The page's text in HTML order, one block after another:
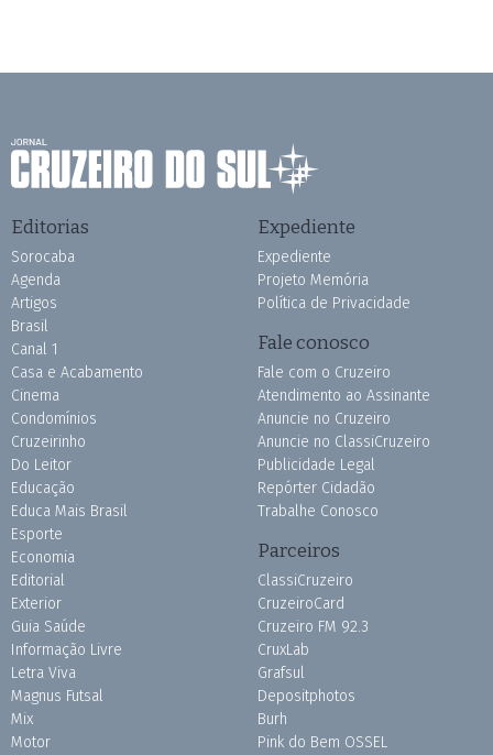
Editorias
Sorocaba
Agenda
Artigos
Brasil
Canal 1
Casa e Acabamento
Cinema
Condomínios
Cruzeirinho
Do Leitor
Educação
Educa Mais Brasil
Esporte
Economia
Editorial
Exterior
Guia Saúde
Informação Livre
Letra Viva
Magnus Futsal
Mix
Motor
Expediente
Expediente
Projeto Memória
Política de Privacidade
Fale conosco
Fale com o Cruzeiro
Atendimento ao Assinante
Anuncie no Cruzeiro
Anuncie no ClassiCruzeiro
Publicidade Legal
Repórter Cidadão
Trabalhe Conosco
Parceiros
ClassiCruzeiro
CruzeiroCard
Cruzeiro FM 92.3
CruxLab
Grafsul
Depositphotos
Burh
Pink do Bem OSSEL